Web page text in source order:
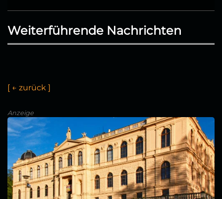
Weiterführende Nachrichten
[ ← zurück ]
Anzeige